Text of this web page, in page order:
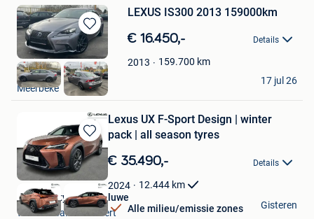
Bewaren
in
Mijn
Favorieten
LEXUS IS300 2013 159000km
€ 16.450,- Details
2013 159.700 km
Ozcars
Meerbeke
17 jul 26
Bewaren
in
Mijn
Favorieten
Lexus UX F-Sport Design | winter
pack | all season tyres
€ 35.490,- Details
2024 12.444 km
Alle milieu/emissie zones
Toyota City Used Woluwe
Woluwe-Saint-Lambert
Gisteren